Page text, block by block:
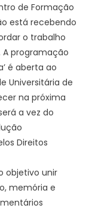
de Formação
está recebendo
o trabalho
programação
é aberta ao
Universitária de
na próxima
a vez do
Direitos
objetivo unir
memória e